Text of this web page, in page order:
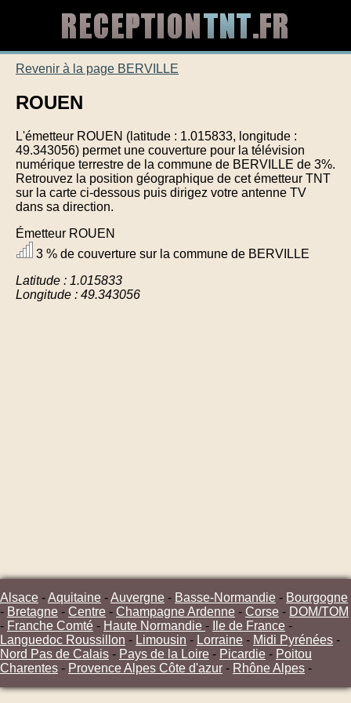
Revenir à la page BERVILLE
ROUEN
L'émetteur ROUEN (latitude : 1.015833, longitude :
49.343056) permet une couverture pour la télévision
numérique terrestre de la commune de BERVILLE de 3%.
Retrouvez la position géographique de cet émetteur TNT
sur la carte ci-dessous puis dirigez votre antenne TV
dans sa direction.
Émetteur ROUEN
3 % de couverture sur la commune de BERVILLE
Latitude : 1.015833
Longitude : 49.343056
Alsace -Aquitaine -Auvergne - Basse-Normandie - Bourgogne
- Bretagne - Centre - Champagne Ardenne - Corse - DOM/TOM
- Franche Comté - Haute Normandie - Ile de France -
Languedoc Roussillon - Limousin - Lorraine - Midi Pyrénées -
Nord Pas de Calais - Pays de la Loire - Picardie - Poitou
Charentes - Provence Alpes Côte d'azur - Rhône Alpes -